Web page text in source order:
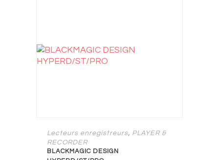
Lecteurs enregistreurs, PLAYER &
RECORDER
BLACKMAGIC DESIGN